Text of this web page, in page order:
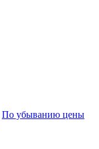
По убыванию цены